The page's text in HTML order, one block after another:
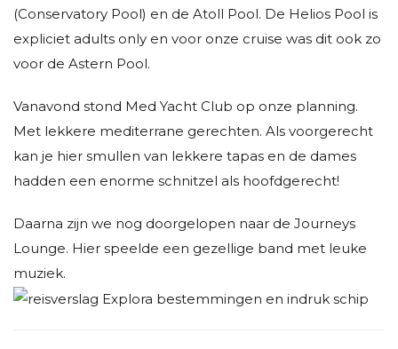
(Conservatory Pool) en de Atoll Pool. De Helios Pool is
expliciet adults only en voor onze cruise was dit ook zo
voor de Astern Pool.
Vanavond stond Med Yacht Club op onze planning.
Met lekkere mediterrane gerechten. Als voorgerecht
kan je hier smullen van lekkere tapas en de dames
hadden een enorme schnitzel als hoofdgerecht!
Daarna zijn we nog doorgelopen naar de Journeys
Lounge. Hier speelde een gezellige band met leuke
muziek.